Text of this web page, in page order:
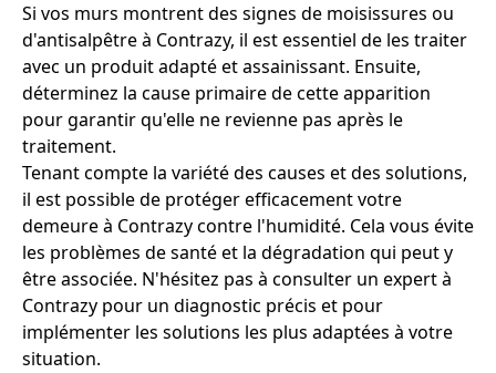
Si vos murs montrent des signes de moisissures ou
d'antisalpêtre à Contrazy, il est essentiel de les traiter
avec un produit adapté et assainissant. Ensuite,
déterminez la cause primaire de cette apparition
pour garantir qu'elle ne revienne pas après le
traitement.
Tenant compte la variété des causes et des solutions,
il est possible de protéger efficacement votre
demeure à Contrazy contre l'humidité. Cela vous évite
les problèmes de santé et la dégradation qui peut y
être associée. N'hésitez pas à consulter un expert à
Contrazy pour un diagnostic précis et pour
implémenter les solutions les plus adaptées à votre
situation.